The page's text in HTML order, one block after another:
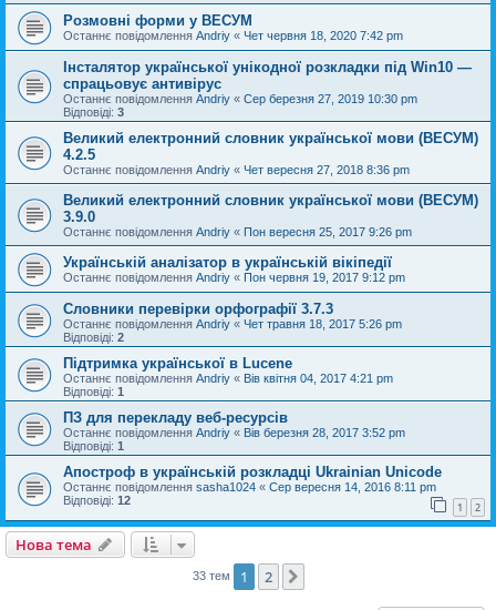
Розмовні форми у ВЕСУМ
Останнє повідомлення Andriy « Чет червня 18, 2020 7:42 pm
Інсталятор української унікодної розкладки під Win10 —
спрацьовує антивірус
Останнє повідомлення Andriy « Сер березня 27, 2019 10:30 pm
Відповіді: 3
Великий електронний словник української мови (ВЕСУМ)
4.2.5
Останнє повідомлення Andriy « Чет вересня 27, 2018 8:36 pm
Великий електронний словник української мови (ВЕСУМ)
3.9.0
Останнє повідомлення Andriy « Пон вересня 25, 2017 9:26 pm
Українській аналізатор в українській вікіпедії
Останнє повідомлення Andriy « Пон червня 19, 2017 9:12 pm
Словники перевірки орфографії 3.7.3
Останнє повідомлення Andriy « Чет травня 18, 2017 5:26 pm
Відповіді: 2
Підтримка української в Lucene
Останнє повідомлення Andriy « Вів квітня 04, 2017 4:21 pm
Відповіді: 1
ПЗ для перекладу веб-ресурсів
Останнє повідомлення Andriy « Вів березня 28, 2017 3:52 pm
Відповіді: 1
Апостроф в українській розкладці Ukrainian Unicode
Останнє повідомлення sasha1024 « Сер вересня 14, 2016 8:11 pm
Відповіді: 12 1 2
Нова тема
33 тем 1 2